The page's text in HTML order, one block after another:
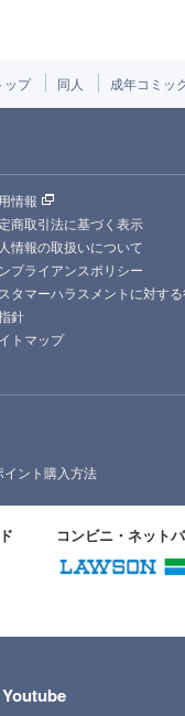
ップ 同人 成年コミッ
情報
商取引法に基づく表示
情報の取扱いについて
プライアンスポリシー
タマーハラスメントに対す
針
トマップ
イント購入方法
コンビニ・ネット
Youtube